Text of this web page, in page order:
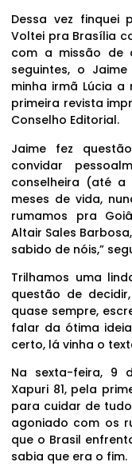
Dessa vez finquei
Voltei pra Brasília
com a missão de
seguintes, o
minha irmã Lúcia a
primeira revista
Conselho Editorial.
Jaime fez
convidar
conselheira (até a
meses de vida,
rumamos pra
Altair Sales
sabido de nóis,”
Trilhamos uma
questão de
quase sempre,
falar da ótima
certo, lá vinha o
Na sexta-feira, 9
Xapuri 81, pela
para cuidar de
agoniado com os
que o Brasil
sabia que era o fim.